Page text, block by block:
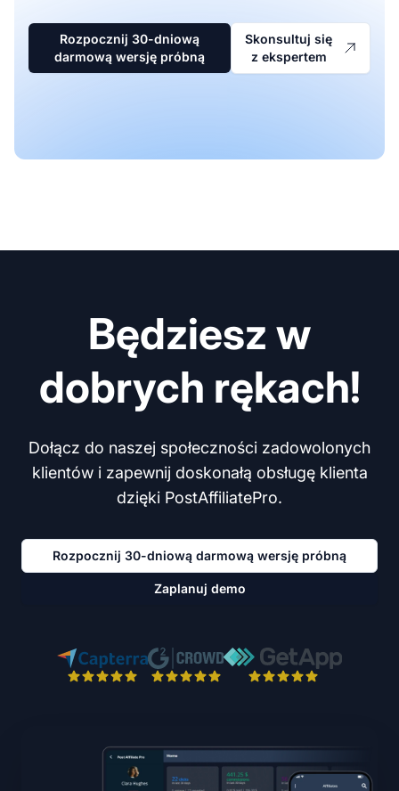
Rozpocznij 30-dniową
darmową wersję próbną
Skonsultuj się
z ekspertem
Będziesz w
dobrych rękach!
Dołącz do naszej społeczności zadowolonych
klientów i zapewnij doskonałą obsługę klienta
dzięki PostAffiliatePro.
Rozpocznij 30-dniową darmową wersję próbną
Zaplanuj demo